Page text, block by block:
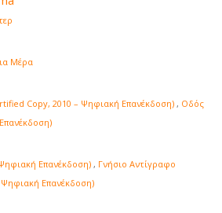
Μέρα
Copy, 2010 – Ψηφιακή Επανέκδοση) , Οδός
Επανέκδοση) , Γνήσιο Αντίγραφο
Επανέκδοση)